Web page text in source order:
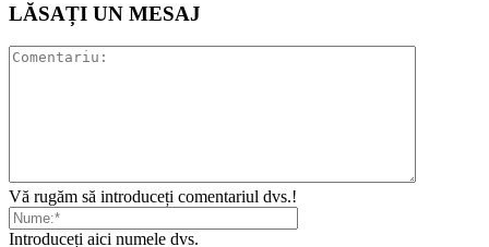
LĂSAȚI UN MESAJ
Vă rugăm să introduceți comentariul dvs.!
Introduceți aici numele dvs.